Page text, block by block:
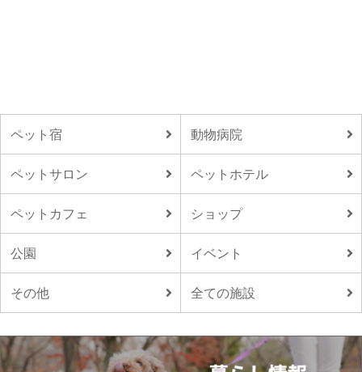
ペット宿 動物病院
ペットサロン ペットホテル
ペットカフェ ショップ
公園 イベント
その他 全ての施設